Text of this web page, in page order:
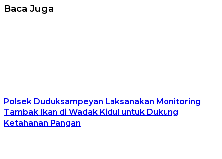
Baca Juga
Polsek Duduksampeyan Laksanakan Monitoring
Tambak Ikan di Wadak Kidul untuk Dukung
Ketahanan Pangan